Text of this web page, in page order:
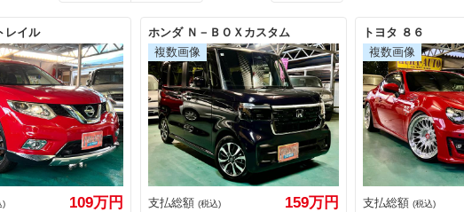
レイル
) 109万円
ホンダ Ｎ－ＢＯＸカスタム
支払総額 (税込) 159万円
トヨタ ８６
支払総額 (税込)